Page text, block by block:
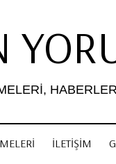
İLETIŞIM